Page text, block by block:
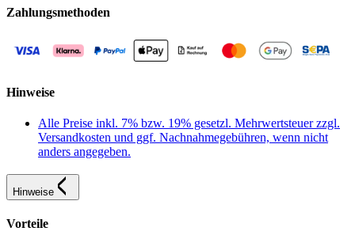
Zahlungsmethoden
Hinweise
Alle Preise inkl. 7% bzw. 19% gesetzl. Mehrwertsteuer zzgl.
Versandkosten und ggf. Nachnahmegebühren, wenn nicht
anders angegeben.
Hinweise
Vorteile